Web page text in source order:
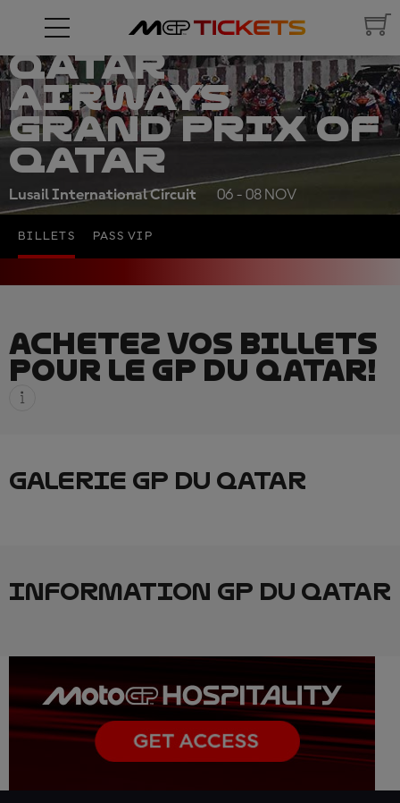
QATAR
AIRWAYS
GRAND PRIX OF
QATAR
Lusail International Circuit 06 - 08 NOV
BILLETS PASS VIP
ACHETEZ VOS BILLETS
POUR LE GP DU QATAR!
GALERIE GP DU QATAR
INFORMATION GP DU QATAR